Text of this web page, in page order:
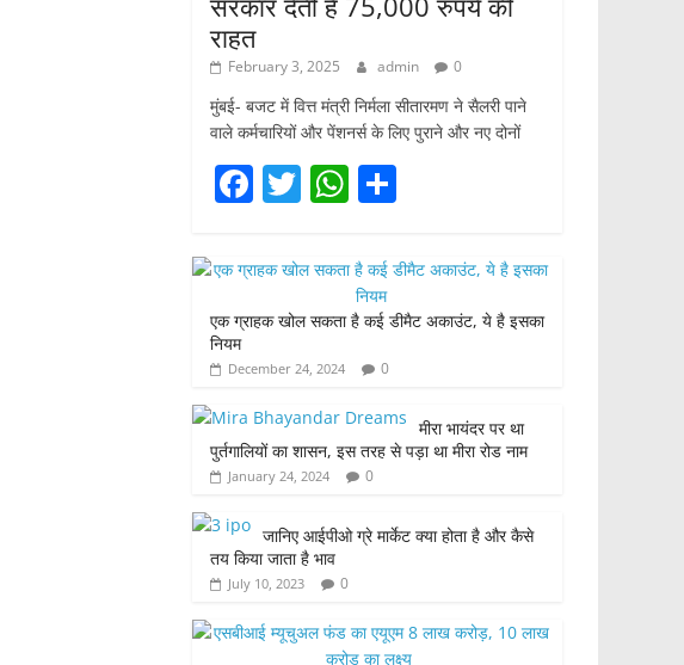
राहत
February 3, 2025 admin 0
मुंबई- बजट में वित्त मंत्री निर्मला सीतारमण ने सैलरी पाने
वाले कर्मचारियों और पेंशनर्स के लिए पुराने और नए दोनों
F
c
b
o
o
k
T
itt
W
at
s
A
p
p
ar
e
एक ग्राहक खोल सकता है कई डीमैट अकाउंट, ये है इसका
नियम
December 24, 2024 0
मीरा भायंदर पर था
पुर्तगालियों का शासन, इस तरह से पड़ा था मीरा रोड नाम
January 24, 2024 0
जानिए आईपीओ ग्रे मार्केट क्या होता है और कैसे
तय किया जाता है भाव
July 10, 2023 0